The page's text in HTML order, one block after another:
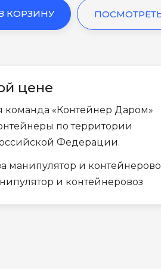
КОРЗИНУ
цене
«Контейнер Даром»
по территории
Федерации.
манипулятор и
и контейнеровоз